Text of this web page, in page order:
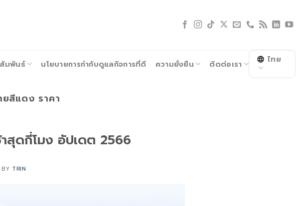
มพันธ์ นโยบายการกำกับดูแลกิจการที่ดี ความยั่งยืน ติดต่อเรา ไทย
สีแดง ราคา
าสุดกี่โมง อัปเดต 2566
BY TRIN